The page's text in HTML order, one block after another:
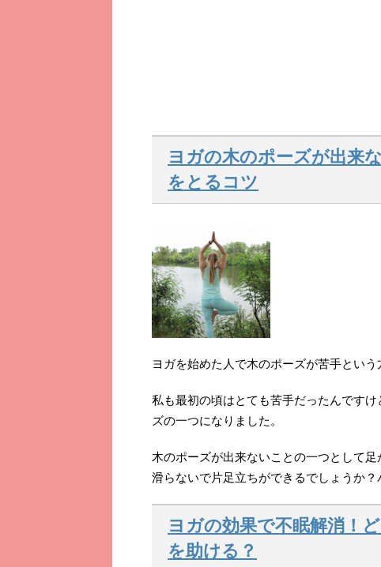
ヨガの木のポーズが出来
をとるコツ
ヨガを始めた人で木のポーズが苦手という
私も最初の頃はとても苦手だったんです
ズの一つになりました。
木のポーズが出来ないことの一つとして
滑らないで片足立ちができるでしょうか？
ヨガの効果で不眠解消！
を助ける？